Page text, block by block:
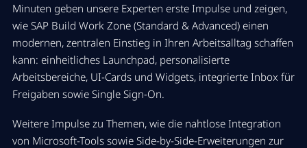
Minuten geben unsere Experten erste Impulse und zeigen,
wie SAP Build Work Zone (Standard & Advanced) einen
modernen, zentralen Einstieg in Ihren Arbeitsalltag schaffen
kann: einheitliches Launchpad, personalisierte
Arbeitsbereiche, UI-Cards und Widgets, integrierte Inbox für
Freigaben sowie Single Sign-On.
Weitere Impulse zu Themen, wie die nahtlose Integration
von Microsoft-Tools sowie Side-by-Side-Erweiterungen zur